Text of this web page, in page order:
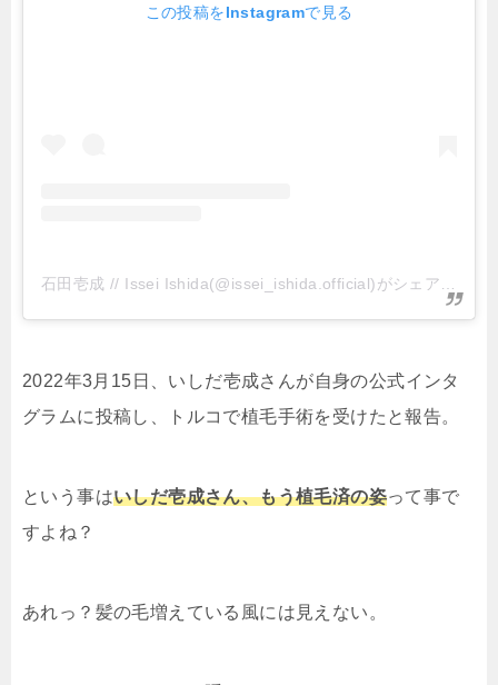
この投稿をInstagramで見る
2022年3月15日、いしだ壱成さんが自身の公式インタ
グラムに投稿し、トルコで植毛手術を受けたと報告。
という事はいしだ壱成さん、もう植毛済の姿って事で
すよね？
あれっ？髪の毛増えている風には見えない。